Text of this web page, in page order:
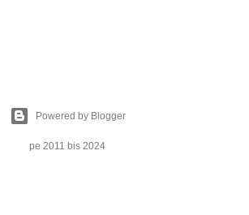
Powered by Blogger
pe 2011 bis 2024